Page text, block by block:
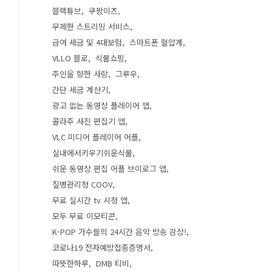
블랙튜브
쿠팡이츠
무제한 스트리밍 서비스
급여 세금 및 4대보험
스마트폰 혈압계
VLLO 블로
식물쇼핑
주인을 향한 사랑
그루우
간단 세금 계산기
광고 없는 동영상 플레이어 앱
콜라주 사진 편집기 앱
VLC 미디어 플레이어 어플
실내에서키우기쉬운식물
쉬운 동영상 편집 어플 브이로그 앱
질병관리청 COOV
무료 실시간 tv 시청 앱
모두 무료 이모티콘
K-POP 가수들의 24시간 음악 방송 감상!
코로나19 전자예방접종증명서
따뜻한하루
DMB 티비